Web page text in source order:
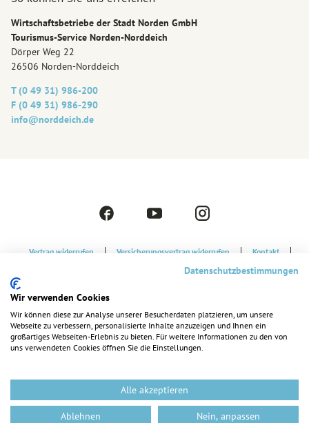
Wirtschaftsbetriebe der Stadt Norden GmbH
Tourismus-Service Norden-Norddeich
Dörper Weg 22
26506 Norden-Norddeich
T (0 49 31) 986-200
F (0 49 31) 986-290
info@‎norddeich.de
F
o
k
Y
t
I
t
a
a
m
Vertrag widerrufen Versicherungsvertrag widerrufen
Kontakt
Datenschutzerklärung
Datenschutzbestimmungen
Wir verwenden Cookies
Wir können diese zur Analyse unserer Besucherdaten platzieren, um unsere
Webseite zu verbessern, personalisierte Inhalte anzuzeigen und Ihnen ein
großartiges Webseiten-Erlebnis zu bieten. Für weitere Informationen zu den von
uns verwendeten Cookies öffnen Sie die Einstellungen.
Alle akzeptieren
Ablehnen Nein, anpassen